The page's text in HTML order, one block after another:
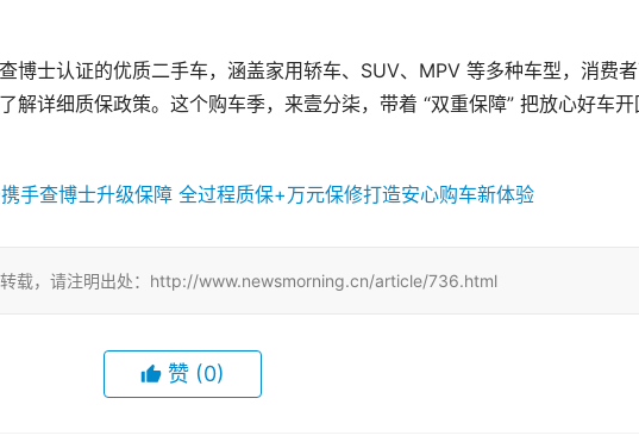
博士认证的优质二手车，涵盖家用轿车、SUV、MPV 等多种车型，消费
解详细质保政策。这个购车季，来壹分柒，带着 “双重保障” 把放心好车开
载，请注明出处：http://www.newsmorning.cn/article/736.html
赞 (0)